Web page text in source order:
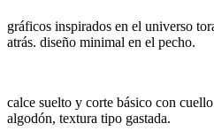
gráficos inspirados en el universo
atrás. diseño minimal en el pecho.
calce suelto y corte básico con
algodón, textura tipo gastada.